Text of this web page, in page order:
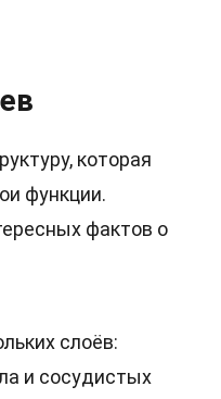
которая
функции.
фактов о
слоёв:
и сосудистых